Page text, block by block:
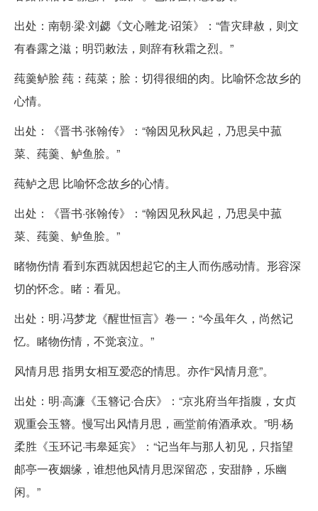
出处：南朝·梁·刘勰《文心雕龙·诏策》：“眚灾肆赦，则文
有春露之滋；明罚敕法，则辞有秋霜之烈。”
莼羹鲈脍 莼：莼菜；脍：切得很细的肉。比喻怀念故乡的
心情。
出处：《晋书·张翰传》：“翰因见秋风起，乃思吴中菰
菜、莼羹、鲈鱼脍。”
莼鲈之思 比喻怀念故乡的心情。
出处：《晋书·张翰传》：“翰因见秋风起，乃思吴中菰
菜、莼羹、鲈鱼脍。”
睹物伤情 看到东西就因想起它的主人而伤感动情。形容深
切的怀念。睹：看见。
出处：明·冯梦龙《醒世恒言》卷一：“今虽年久，尚然记
忆。睹物伤情，不觉哀泣。”
风情月思 指男女相互爱恋的情思。亦作“风情月意”。
出处：明·高濂《玉簪记·合庆》：“京兆府当年指腹，女贞
观重会玉簪。慢写出风情月思，画堂前侑酒承欢。”明·杨
柔胜《玉环记·韦皋延宾》：“记当年与那人初见，只指望
邮亭一夜姻缘，谁想他风情月思深留恋，安甜静，乐幽
闲。”